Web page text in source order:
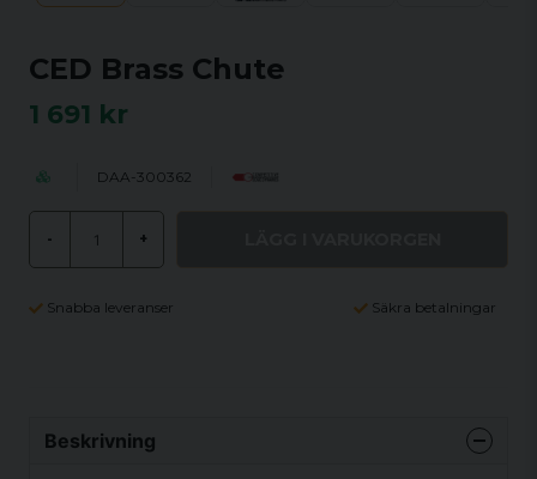
CED Brass Chute
1 691 kr
DAA-300362
- +
Snabba leveranser Säkra betalningar
Beskrivning